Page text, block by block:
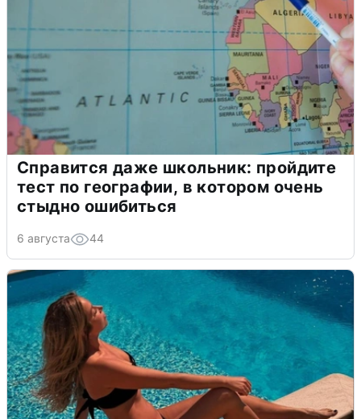
Справится даже школьник: пройдите
тест по географии, в котором очень
стыдно ошибиться
6 августа 44